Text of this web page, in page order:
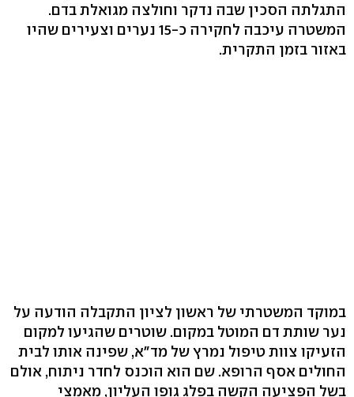
התגלתה הסכין שבה נדקר וחולצה מגואלת בדם.
המשטרה עיכבה לחקירה כ-15 נערים וצעירים שהיו
באזור בזמן התקרית.
במוקד המשטרתי של ראשון לציון התקבלה הודעה על
נער שותת דם המוטל במקום. שוטרים שהגיעו למקום
הזעיקו צוות טיפול נמרץ של מד"א, שפינה אותו לבית
החולים אסף הרופא. שם הוא הוכנס לחדר ניתוח, אולם
בשל הפציעה הקשה בפלג גופו העליון, מאמצי